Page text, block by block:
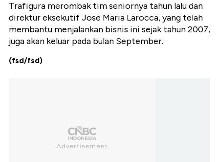
Trafigura merombak tim seniornya tahun lalu dan
direktur eksekutif Jose Maria Larocca, yang telah
membantu menjalankan bisnis ini sejak tahun 2007,
juga akan keluar pada bulan September.
(fsd/fsd)